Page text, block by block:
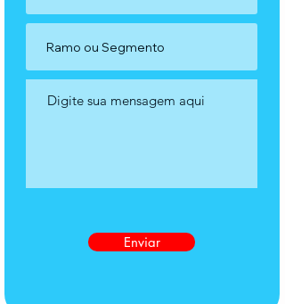
Enviar